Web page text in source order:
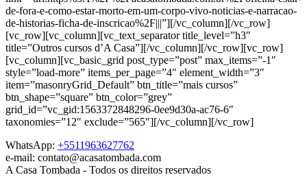
de-fora-e-como-estar-morto-em-um-corpo-vivo-noticias-e-narracao-
de-historias-ficha-de-inscricao%2F|||”][/vc_column][/vc_row]
[vc_row][vc_column][vc_text_separator title_level=”h3″
title=”Outros cursos d’A Casa”][/vc_column][/vc_row][vc_row]
[vc_column][vc_basic_grid post_type=”post” max_items=”-1″
style=”load-more” items_per_page=”4″ element_width=”3″
item=”masonryGrid_Default” btn_title=”mais cursos”
btn_shape=”square” btn_color=”grey”
grid_id=”vc_gid:1563372848296-0ee9d30a-ac76-6″
taxonomies=”12″ exclude=”565″][/vc_column][/vc_row]
WhatsApp: +5511963627762
e-mail: contato@acasatombada.com
A Casa Tombada - Todos os direitos reservados